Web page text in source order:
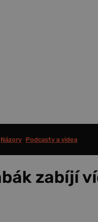
Názory Podcasty a videa
zabíjí